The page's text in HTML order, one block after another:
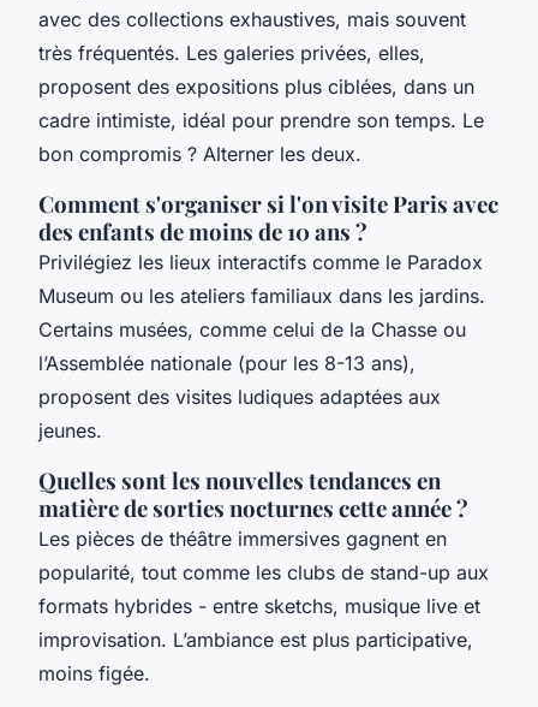
avec des collections exhaustives, mais souvent
très fréquentés. Les galeries privées, elles,
proposent des expositions plus ciblées, dans un
cadre intimiste, idéal pour prendre son temps. Le
bon compromis ? Alterner les deux.
Comment s'organiser si l'on visite Paris avec
des enfants de moins de 10 ans ?
Privilégiez les lieux interactifs comme le Paradox
Museum ou les ateliers familiaux dans les jardins.
Certains musées, comme celui de la Chasse ou
l’Assemblée nationale (pour les 8-13 ans),
proposent des visites ludiques adaptées aux
jeunes.
Quelles sont les nouvelles tendances en
matière de sorties nocturnes cette année ?
Les pièces de théâtre immersives gagnent en
popularité, tout comme les clubs de stand-up aux
formats hybrides - entre sketchs, musique live et
improvisation. L’ambiance est plus participative,
moins figée.